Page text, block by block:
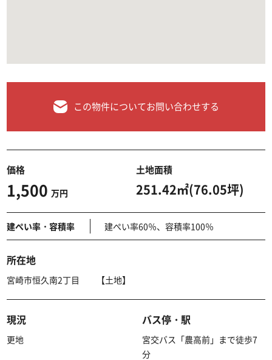
この物件についてお問い合わせする
価格
1,500 万円
土地面積
251.42㎡(76.05坪)
建ぺい率・容積率 建ぺい率60％、容積率100％
所在地
宮崎市恒久南2丁目 【土地】
現況
更地
バス停・駅
宮交バス「農高前」まで徒歩7
分